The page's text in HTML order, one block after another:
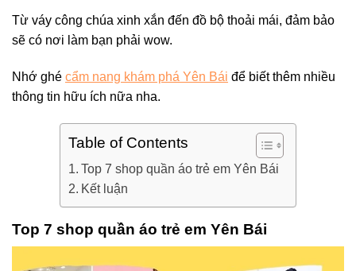
Từ váy công chúa xinh xắn đến đồ bộ thoải mái, đảm bảo
sẽ có nơi làm bạn phải wow.
Nhớ ghé cẩm nang khám phá Yên Bái để biết thêm nhiều
thông tin hữu ích nữa nha.
Table of Contents
Top 7 shop quần áo trẻ em Yên Bái
Kết luận
Top 7 shop quần áo trẻ em Yên Bái